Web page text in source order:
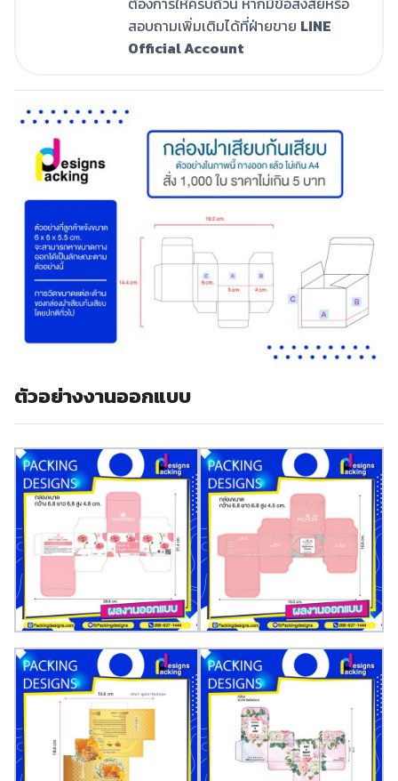
สอบถามเพิ่มเติมได้ที่ฝ่ายขาย LINE
Official Account
ตัวอย่างงานออกแบบ